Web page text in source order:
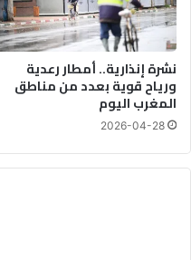
نشرة إنذارية.. أمطار رعدية
ورياح قوية بعدد من مناطق
المغرب اليوم
2026-04-28